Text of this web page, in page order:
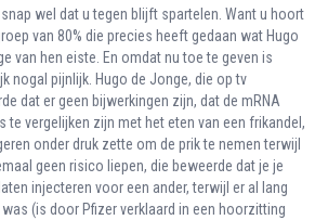
snap wel dat u tegen blijft spartelen. Want u hoort
van 80% die precies heeft gedaan wat Hugo
van hen eiste. En omdat nu toe te geven is
nogal pijnlijk. Hugo de Jonge, die op tv
dat er geen bijwerkingen zijn, dat de mRNA
te vergelijken zijn met het eten van een frikandel,
onder druk zette om de prik te nemen terwijl
geen risico liepen, die beweerde dat je je
injecteren voor een ander, terwijl er al lang
was (is door Pfizer verklaard in een hoorzitting